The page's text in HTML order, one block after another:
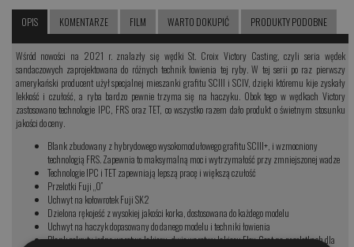
OPIS KOMENTARZE FILM WARTO DOKUPIĆ PRODUKTY PODOBNE
Wśród nowości na 2021 r. znalazły się wędki St. Croix Victory Casting, czyli seria wędek
sandaczowych zaprojektowana do różnych technik łowienia tej ryby. W tej serii po raz pierwszy
amerykański producent użył specjalnej mieszanki grafitu SCIII i SCIV, dzięki któremu kije zyskały
lekkość i czułość, a ryba bardzo pewnie trzyma się na haczyku. Obok tego w wędkach Victory
zastosowano technologie IPC, FRS oraz TET, co wszystko razem dało produkt o świetnym stosunku
jakości do ceny.
Blank zbudowany z hybrydowego wysokomodułowego grafitu SCIII+, i wzmocniony
technologią FRS. Zapewnia to maksymalną moc i wytrzymałość przy zmniejszonej wadze
Technologie IPC i TET zapewniają lepszą pracę i większą czułość
Przelotki Fuji „O”
Uchwyt na kołowrotek Fuji SK2
Dzielona rękojeść z wysokiej jakości korka, dostosowana do każdego modelu
Uchwyt na haczyk dopasowany do danego modelu i techniki łowienia
Blank pokryty jedną warstwą lakieru, dwie warstwy lakieru Flex-Coat na przelotkach dla